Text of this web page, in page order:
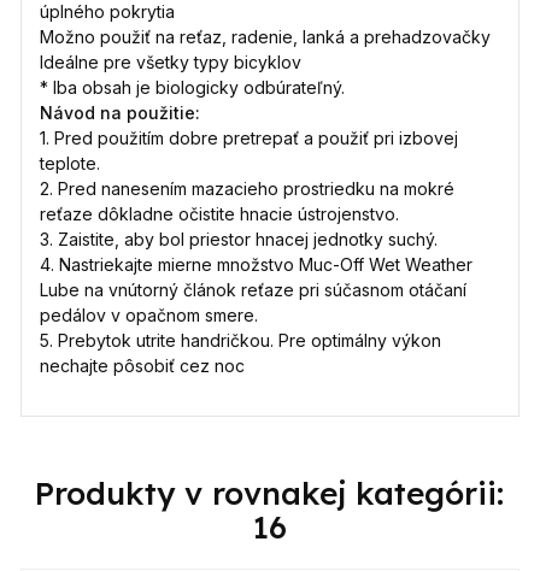
úplného pokrytia
Možno použiť na reťaz, radenie, lanká a prehadzovačky
Ideálne pre všetky typy bicyklov
* Iba obsah je biologicky odbúrateľný.
Návod na použitie:
1. Pred použitím dobre pretrepať a použiť pri izbovej
teplote.
2. Pred nanesením mazacieho prostriedku na mokré
reťaze dôkladne očistite hnacie ústrojenstvo.
3. Zaistite, aby bol priestor hnacej jednotky suchý.
4. Nastriekajte mierne množstvo Muc-Off Wet Weather
Lube na vnútorný článok reťaze pri súčasnom otáčaní
pedálov v opačnom smere.
5. Prebytok utrite handričkou. Pre optimálny výkon
nechajte pôsobiť cez noc
Produkty v rovnakej kategórii:
16